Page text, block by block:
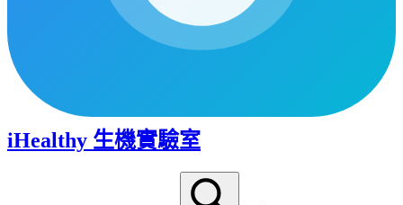
iHealthy 生機實驗室